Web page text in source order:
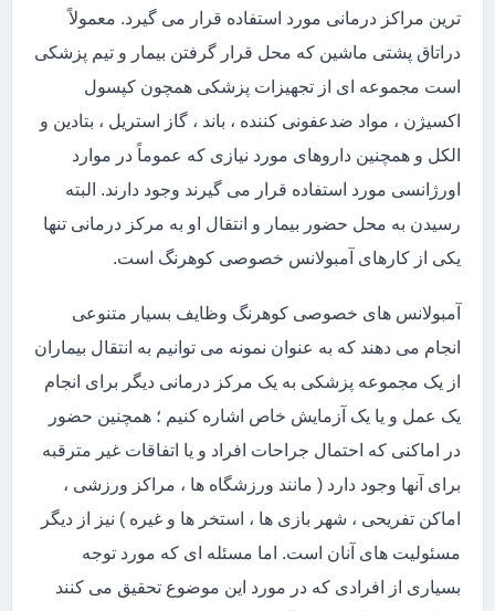
ترین مراکز درمانی مورد استفاده قرار می گیرد. معمولاً
دراتاق پشتی ماشین که محل قرار گرفتن بیمار و تیم پزشکی
است مجموعه ای از تجهیزات پزشکی همچون کپسول
اکسیژن ، مواد ضدعفونی کننده ، باند ، گاز استریل ، بتادین و
الکل و همچنین داروهای مورد نیازی که عموماً در موارد
اورژانسی مورد استفاده قرار می گیرند وجود دارند. البته
رسیدن به محل حضور بیمار و انتقال او به مرکز درمانی تنها
یکی از کارهای آمبولانس خصوصی کوهرنگ است.
آمبولانس های خصوصی کوهرنگ وظایف بسیار متنوعی
انجام می دهند که به عنوان نمونه می توانیم به انتقال بیماران
از یک مجموعه پزشکی به یک مرکز درمانی دیگر برای انجام
یک عمل و یا یک آزمایش خاص اشاره کنیم ؛ همچنین حضور
در اماکنی که احتمال جراحات افراد و یا اتفاقات غیر مترقبه
برای آنها وجود دارد ( مانند ورزشگاه ها ، مراکز ورزشی ،
اماکن تفریحی ، شهر بازی ها ، استخر ها و غیره ) نیز از دیگر
مسئولیت های آنان است. اما مسئله ای که مورد توجه
بسیاری از افرادی که در مورد این موضوع تحقیق می کنند